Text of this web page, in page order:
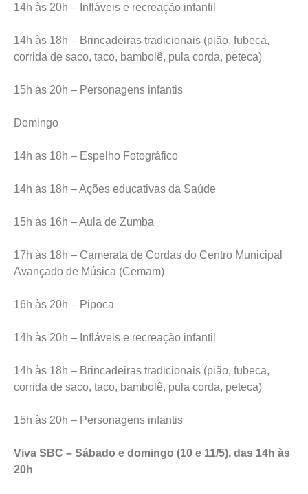
14h às 20h – Infláveis e recreação infantil
14h às 18h – Brincadeiras tradicionais (pião, fubeca,
corrida de saco, taco, bambolê, pula corda, peteca)
15h às 20h – Personagens infantis
Domingo
14h as 18h – Espelho Fotográfico
14h às 18h – Ações educativas da Saúde
15h às 16h – Aula de Zumba
17h às 18h – Camerata de Cordas do Centro Municipal
Avançado de Música (Cemam)
16h às 20h – Pipoca
14h às 20h – Infláveis e recreação infantil
14h às 18h – Brincadeiras tradicionais (pião, fubeca,
corrida de saco, taco, bambolê, pula corda, peteca)
15h às 20h – Personagens infantis
Viva SBC – Sábado e domingo (10 e 11/5), das 14h às
20h